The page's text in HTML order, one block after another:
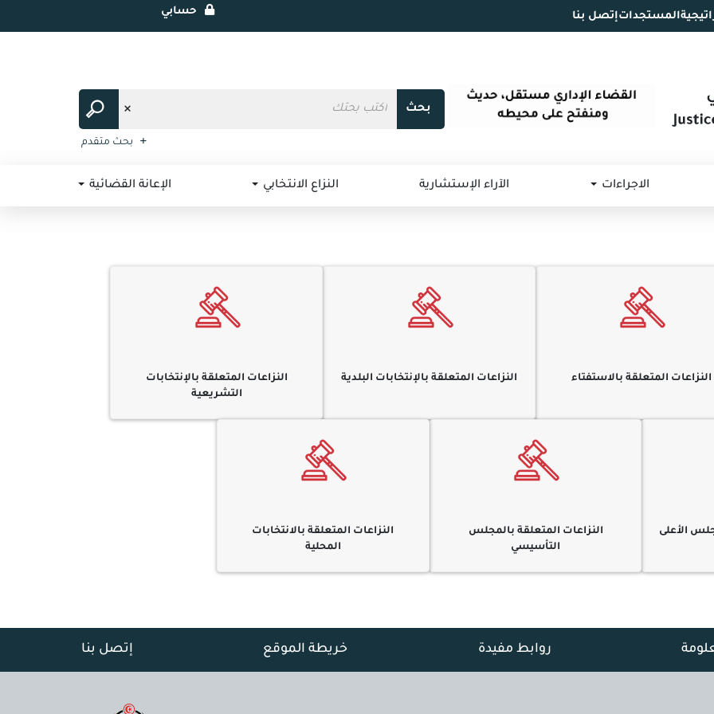
المستجداتإتصل بنا حسابي
بحث
بحث متقدم
الاجراءات الآراء الإستشارية النزاع الانتخابي الإعانة القضائية
النزاعات المتعلقة بالاستفتاء النزاعات المتعلقة بالإنتخابات البلدية
النزاعات المتعلقة بالإنتخابات
التشريعية
الأعلى
النزاعات المتعلقة بالمجلس
التأسيسي
النزاعات المتعلقة بالانتخابات
المحلية
روابط مفيدة خريطة الموقع إتصل بنا